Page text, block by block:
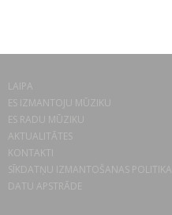
LAIPA
ES IZMANTOJU MŪZIKU
ES RADU MŪZIKU
AKTUALITĀTES
KONTAKTI
SĪKDATŅU IZMANTOŠANAS POLITIKA
DATU APSTRĀDE